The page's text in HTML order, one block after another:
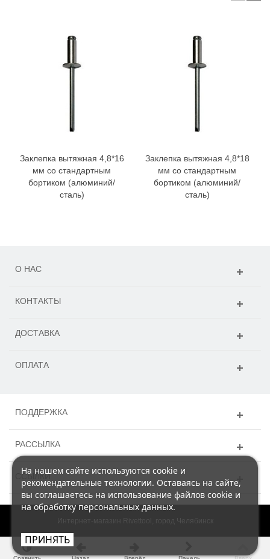
Заклепка вытяжная 4,8*16
мм со стандартным
бортиком (алюминий/
сталь)
Заклепка вытяжная 4,8*18
мм со стандартным
бортиком (алюминий/
сталь)
О НАС
КОНТАКТЫ
ДОСТАВКА
ОПЛАТА
ПОДДЕРЖКА
РАССЫЛКА
ССЫЛКИ
На нашем сайте используются cookie и
рекомендательные технологии. Оставаясь на сайте,
вы соглашаетесь на использование файлов cookie и
на обработку персональных данных.
ПРИНЯТЬ
Интернет-магазин Rivettool, город Челябинск